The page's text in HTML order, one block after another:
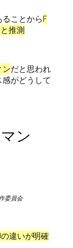
ことからF
推測
ンだと思われ
がどうして
マン
委員会
違いが明確